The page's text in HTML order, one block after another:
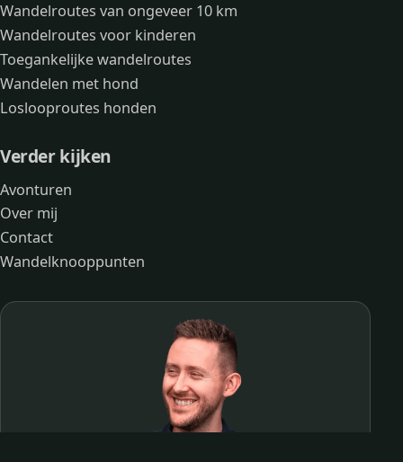
Wandelroutes van ongeveer 10 km
Wandelroutes voor kinderen
Toegankelijke wandelroutes
Wandelen met hond
Loslooproutes honden
Verder kijken
Avonturen
Over mij
Contact
Wandelknooppunten